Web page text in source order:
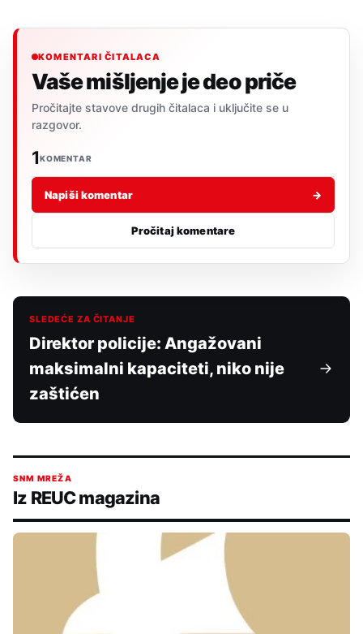
KOMENTARI ČITALACA
Vaše mišljenje je deo priče
Pročitajte stavove drugih čitalaca i uključite se u
razgovor.
1KOMENTAR
Napiši komentar →
Pročitaj komentare
SLEDEĆE ZA ČITANJE
Direktor policije: Angažovani
maksimalni kapaciteti, niko nije
zaštićen
SNM MREŽA
Iz REUC magazina